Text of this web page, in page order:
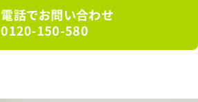
電話でお問い合わせ
0120-150-580